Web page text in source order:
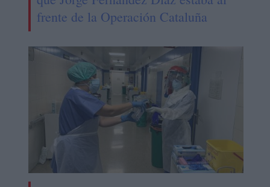
frente de la Operación Cataluña